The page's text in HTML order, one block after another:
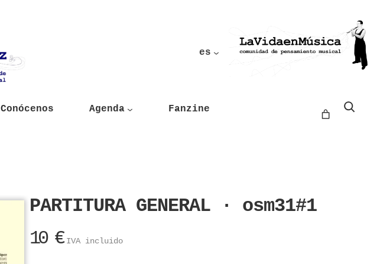
es
Conócenos Agenda Fanzine
Buscar
PARTITURA GENERAL · osm31#1
10 € IVA incluido